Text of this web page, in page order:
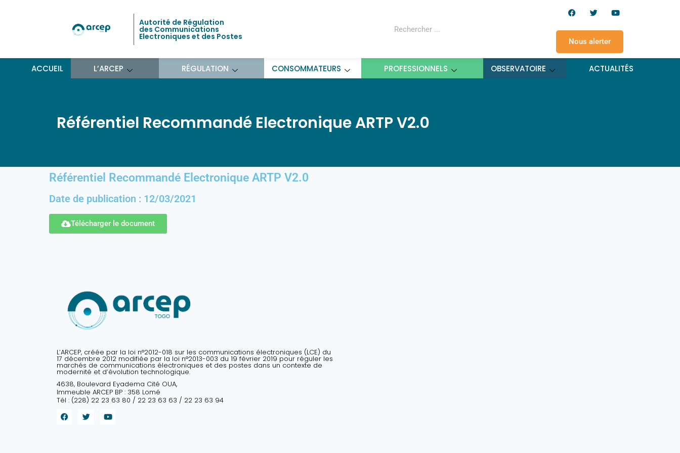
Autorité de Régulation
des Communications
Electroniques et des Postes
Nous alerter
ACCUEIL L’ARCEP RÉGULATION CONSOMMATEURS PROFESSIONNELS OBSERVATOIRE ACTUALITÉS
Référentiel Recommandé Electronique ARTP V2.0
Référentiel Recommandé Electronique ARTP V2.0
Date de publication : 12/03/2021
Télécharger le document
L’ARCEP, créée par la loi n°2012-018 sur les communications électroniques (LCE) du
17 décembre 2012 modifiée par la loi n°2013-003 du 19 février 2019 pour réguler les
marchés de communications électroniques et des postes dans un contexte de
modernité et d’évolution technologique.
4638, Boulevard Eyadema Cité OUA,
Immeuble ARCEP BP : 358 Lomé
Tél : (228) 22 23 63 80 / 22 23 63 63 / 22 23 63 94